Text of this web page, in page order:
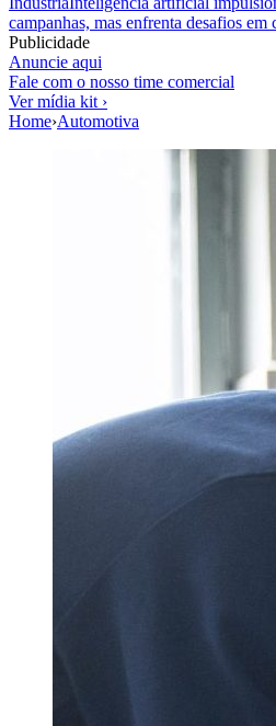
campanhas, mas enfrenta desafios
Publicidade
Anuncie aqui
Fale com o nosso time comercial
Ver mídia kit ›
Home›Automotiva